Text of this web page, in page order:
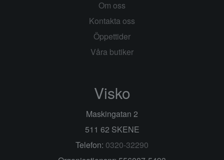
Om oss
Kontakta oss
Öppettider
Våra butiker
Visko
Maskingatan 2
511 62 SKENE
Telefon: 0320-32290